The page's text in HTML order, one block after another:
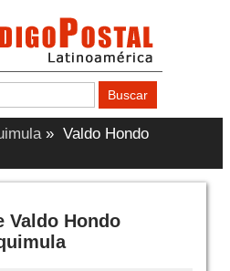
» Valdo Hondo
Valdo Hondo